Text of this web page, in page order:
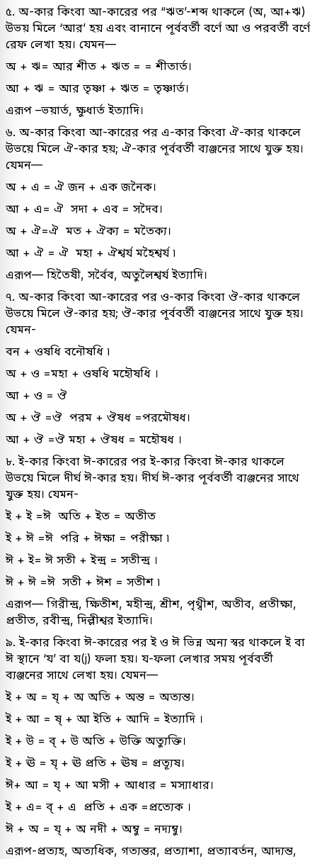
৫. অ-কার কিংবা আ-কারের পর “ঋত’-শব্দ থাকলে (অ, আ+ঋ)
উভয় মিলে ‘আর’ হয় এবং বানানে পূর্ববর্তী বর্ণে আ ও পরবর্তী বর্ণে
রেফ লেখা হয়। যেমন—
অ + ঋ= আর শীত + ঋত = = শীতার্ত।
আ + ঋ = আর তৃষ্ণা + ঋত = তৃষ্ণার্ত।
এরূপ –ভয়ার্ত, ক্ষুধার্ত ইত্যাদি।
৬. অ-কার কিংবা আ-কারের পর এ-কার কিংবা ঐ-কার থাকলে
উভয়ে মিলে ঐ-কার হয়; ঐ-কার পূর্ববর্তী ব্যঞ্জনের সাথে যুক্ত হয়।
যেমন—
অ + এ = ঐ জন + এক জনৈক।
আ + এ= ঐ সদা + এব = সদৈব।
অ + ঐ=ঐ মত + ঐক্য = মতৈক্য।
আ + ঐ = ঐ মহা + ঐশ্বর্য মহৈশ্বৰ্য ৷
এরূপ— হিতৈষী, সর্বৈব, অতুলৈশ্বর্য ইত্যাদি।
৭. অ-কার কিংবা আ-কারের পর ও-কার কিংবা ঔ-কার থাকলে
উভয়ে মিলে ঔ-কার হয়; ঔ-কার পূর্ববর্তী ব্যঞ্জনের সাথে যুক্ত হয়।
যেমন-
বন + ওষধি বনৌষধি ৷
অ + ও =মহা + ওষধি মহৌষধি ।
আ + ও = ঔ
অ + ঔ =ঔ পরম + ঔষধ =পরমৌষধ।
আ + ঔ =ঔ মহা + ঔষধ = মহৌষধ ।
৮. ই-কার কিংবা ঈ-কারের পর ই-কার কিংবা ঈ-কার থাকলে
উভয়ে মিলে দীর্ঘ ঈ-কার হয়। দীর্ঘ ঈ-কার পূর্ববর্তী ব্যঞ্জনের সাথে
যুক্ত হয়। যেমন-
ই + ই =ঈ অতি + ইত = অতীত
ই + ঈ =ঈ পরি + ঈক্ষা = পরীক্ষা ৷
ঈ + ই= ঈ সতী + ইন্দ্ৰ = সতীন্দ্র ।
ঈ + ঈ =ঈ সতী + ঈশ = সতীশ ৷
এরূপ— গিরীন্দ্র, ক্ষিতীশ, মহীন্দ্র, শ্রীশ, পৃথ্বীশ, অতীব, প্রতীক্ষা,
প্রতীত, রবীন্দ্র, দিল্লীশ্বর ইত্যাদি।
৯. ই-কার কিংবা ঈ-কারের পর ই ও ঈ ভিন্ন অন্য স্বর থাকলে ই বা
ঈ স্থানে ‘য’ বা য(j) ফলা হয়। য-ফলা লেখার সময় পূর্ববর্তী
ব্যঞ্জনের সাথে লেখা হয়। যেমন—
ই + অ = য্ + অ অতি + অন্ত = অত্যন্ত।
ই + আ = ষ্ + আ ইতি + আদি = ইত্যাদি ।
ই + উ = ব্ + উ অতি + উক্তি অত্যুক্তি।
ই + ঊ = য্ + ঊ প্ৰতি + ঊষ = প্রত্যূষ।
ঈ+ আ = য্ + আ মসী + আধার = মস্যাধার।
ই + এ= ব্ + এ প্রতি + এক =প্রত্যেক ।
ঈ + অ = য্ + অ নদী + অম্বু = নদ্যম্বু।
এরূপ-প্রত্যহ, অত্যধিক, গত্যন্তর, প্রত্যাশা, প্রত্যাবর্তন, আদ্যন্ত,